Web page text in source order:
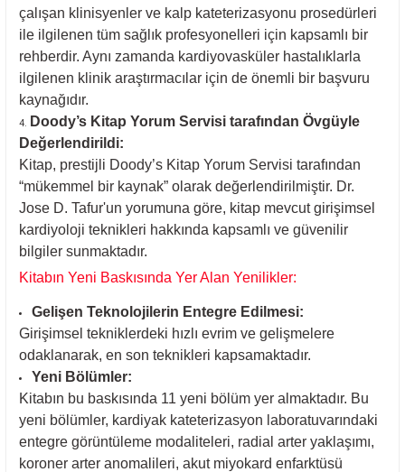
çalışan klinisyenler ve kalp kateterizasyonu prosedürleri
ile ilgilenen tüm sağlık profesyonelleri için kapsamlı bir
rehberdir. Aynı zamanda kardiyovasküler hastalıklarla
ilgilenen klinik araştırmacılar için de önemli bir başvuru
kaynağıdır.
Doody’s Kitap Yorum Servisi tarafından Övgüyle
Değerlendirildi:
Kitap, prestijli Doody’s Kitap Yorum Servisi tarafından
“mükemmel bir kaynak” olarak değerlendirilmiştir. Dr.
Jose D. Tafur'un yorumuna göre, kitap mevcut girişimsel
kardiyoloji teknikleri hakkında kapsamlı ve güvenilir
bilgiler sunmaktadır.
Kitabın Yeni Baskısında Yer Alan Yenilikler:
Gelişen Teknolojilerin Entegre Edilmesi:
Girişimsel tekniklerdeki hızlı evrim ve gelişmelere
odaklanarak, en son teknikleri kapsamaktadır.
Yeni Bölümler:
Kitabın bu baskısında 11 yeni bölüm yer almaktadır. Bu
yeni bölümler, kardiyak kateterizasyon laboratuvarındaki
entegre görüntüleme modaliteleri, radial arter yaklaşımı,
koroner arter anomalileri, akut miyokard enfarktüsü